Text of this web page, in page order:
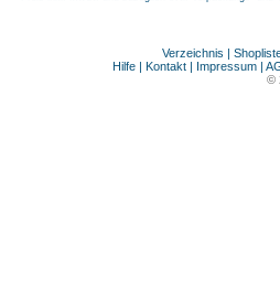
Verzeichnis |
Hilfe | Kontakt | Impressum |
©